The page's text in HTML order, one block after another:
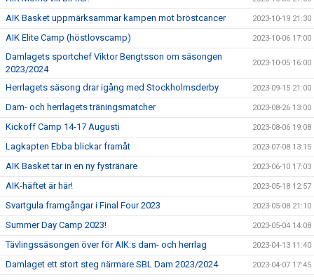
AIK Basket uppmärksammar kampen mot bröstcancer 2023-10-19 21:30
AIK Elite Camp (höstlovscamp) 2023-10-06 17:00
Damlagets sportchef Viktor Bengtsson om säsongen
2023/2024
2023-10-05 16:00
Herrlagets säsong drar igång med Stockholmsderby 2023-09-15 21:00
Dam- och herrlagets träningsmatcher 2023-08-26 13:00
Kickoff Camp 14-17 Augusti 2023-08-06 19:08
Lagkapten Ebba blickar framåt 2023-07-08 13:15
AIK Basket tar in en ny fystränare 2023-06-10 17:03
AIK-häftet är här! 2023-05-18 12:57
Svartgula framgångar i Final Four 2023 2023-05-08 21:10
Summer Day Camp 2023! 2023-05-04 14:08
Tävlingssäsongen över för AIK:s dam- och herrlag 2023-04-13 11:40
Damlaget ett stort steg närmare SBL Dam 2023/2024 2023-04-07 17:45